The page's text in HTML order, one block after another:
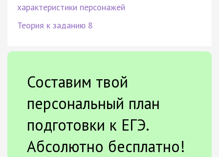
характеристики персонажей
Теория к заданию 8
Составим твой
персональный план
подготовки к ЕГЭ.
Абсолютно бесплатно!